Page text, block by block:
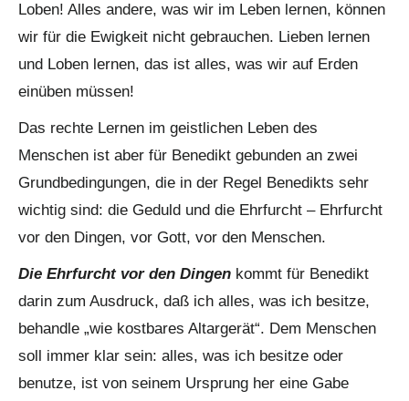
Loben! Alles andere, was wir im Leben lernen, können
wir für die Ewigkeit nicht gebrauchen. Lieben lernen
und Loben lernen, das ist alles, was wir auf Erden
einüben müssen!
Das rechte Lernen im geistlichen Leben des
Menschen ist aber für Benedikt gebunden an zwei
Grundbedingungen, die in der Regel Benedikts sehr
wichtig sind: die Geduld und die Ehrfurcht – Ehrfurcht
vor den Dingen, vor Gott, vor den Menschen.
Die Ehrfurcht vor den Dingen kommt für Benedikt
darin zum Ausdruck, daß ich alles, was ich besitze,
behandle „wie kostbares Altargerät“. Dem Menschen
soll immer klar sein: alles, was ich besitze oder
benutze, ist von seinem Ursprung her eine Gabe